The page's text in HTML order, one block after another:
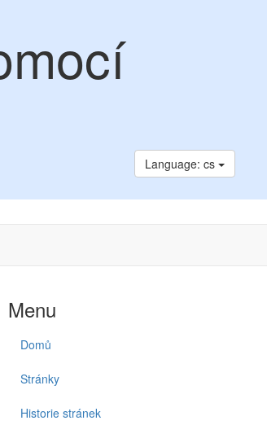
Language: cs
Menu
Domů
Stránky
Historie stránek